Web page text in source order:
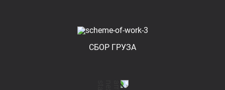
СБОР ГРУЗА